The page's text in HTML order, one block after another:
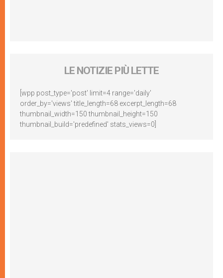
LE NOTIZIE PIÙ LETTE
[wpp post_type='post' limit=4 range='daily'
order_by='views' title_length=68 excerpt_length=68
thumbnail_width=150 thumbnail_height=150
thumbnail_build='predefined' stats_views=0]